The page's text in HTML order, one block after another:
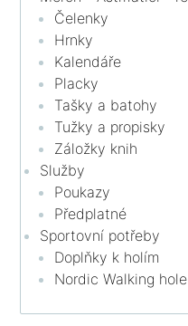
Čelenky
Hrnky
Kalendáře
Placky
Tašky a batohy
Tužky a propisky
Záložky knih
Služby
Poukazy
Předplatné
Sportovní potřeby
Doplňky k holím
Nordic Walking hole